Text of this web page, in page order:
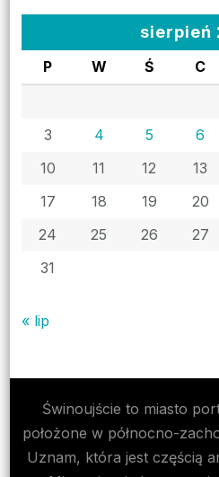
sierpień
P W Ś C
3
4 5 6
10
11 12 13
17
18 19 20
24
25 26 27
31
« lip
Świnoujście to miasto
położone w północno-
Uznam, która jest częścią